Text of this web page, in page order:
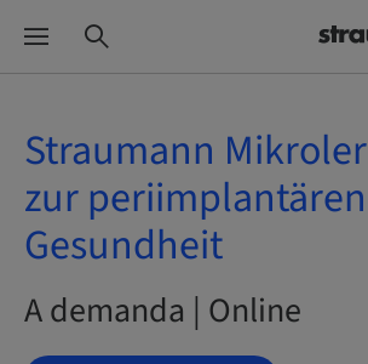
Straumann
zur periimplantären
Gesundheit
A demanda | Online